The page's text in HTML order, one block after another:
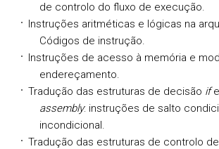
de controlo do fluxo de execução.
Instruções aritméticas e lógicas na
Códigos de instrução.
Instruções de acesso à memória e
endereçamento.
Tradução das estruturas de decisão ife
assembly: instruções de salto
incondicional.
Tradução das estruturas de controlo